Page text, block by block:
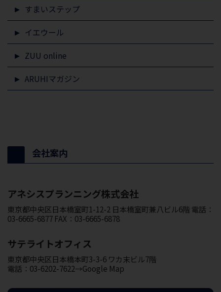
すまいステップ
イエウール
ZUU online
ARUHIマガジン
会社案内
アネシスプランニング株式会社
東京都中央区日本橋室町1-12-2 日本橋室町兼八ビル6階 電話：
03-6665-6877 FAX：03-6665-6878
サテライトオフィス
東京都中央区日本橋本町3-3-6 ワカ末ビル7階
電話：03-6202-7622→Google Map